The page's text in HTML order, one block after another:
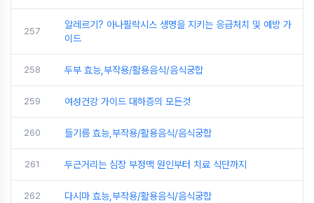
257
알레르기? 아나필락시스 생명을 지키는 응급처치 및 예방 가
이드
258 두부 효능,부작용/활용음식/음식궁합
259 여성건강 가이드 대하증의 모든것
260 들기름 효능,부작용/활용음식/음식궁합
261 두근거리는 심장 부정맥 원인부터 치료 식단까지
262 다시마 효능,부작용/활용음식/음식궁합